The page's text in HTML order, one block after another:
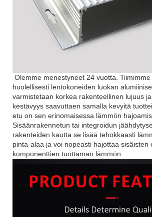
Olemme menestyneet 24 vuotta.
huolellisesti lentokoneiden luokan
varmistetaan korkea rakenteellinen lujuus
kestävyys saavuttaen samalla kevyitä
etu on sen erinomaisessa lämmön
Sisäänrakennetun tai integroidun
rakenteiden kautta se lisää tehokkaasti
pinta-alaa ja voi nopeasti hajottaa sisäisten
komponenttien tuottaman lämmön.